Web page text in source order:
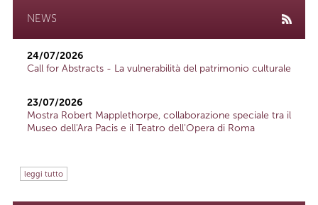
NEWS
24/07/2026
Call for Abstracts - La vulnerabilità del patrimonio culturale
23/07/2026
Mostra Robert Mapplethorpe, collaborazione speciale tra il
Museo dell'Ara Pacis e il Teatro dell'Opera di Roma
leggi tutto